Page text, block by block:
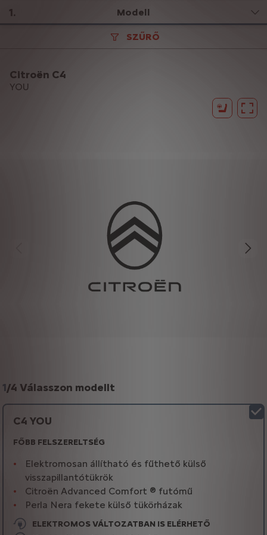
1. Modell
SZŰRŐ
Citroën C4
YOU
1/4 Válasszon modellt
C4 YOU
FŐBB FELSZERELTSÉG
Elektromosan állítható és fűthető külső
visszapillantótükrök
Citroën Advanced Comfort ® futómű
Perla Nera fekete külső tükörházak
ELEKTROMOS VÁLTOZATBAN IS ELÉRHETŐ